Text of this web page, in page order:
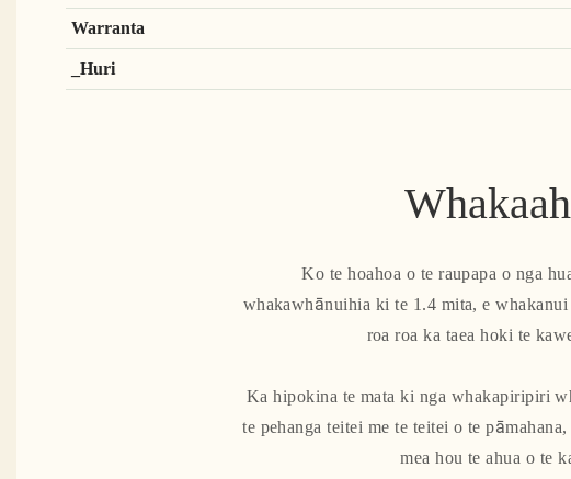
Warranta
_Huri
Ko te hoahoa o te raupapa o nga
whakawhānuihia ki te 1.4 mita, e
roa roa ka taea hoki te
Ka hipokina te mata ki nga whakapiripiri
te pehanga teitei me te teitei o te
mea hou te ahua o te